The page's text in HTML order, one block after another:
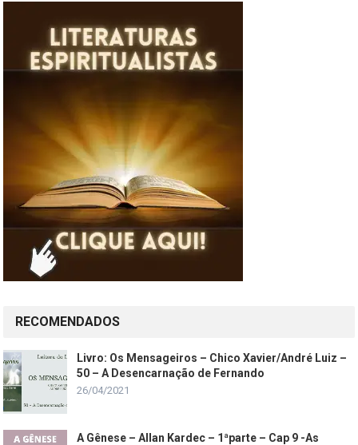
RECOMENDADOS
Livro: Os Mensageiros – Chico Xavier/André Luiz –
50 – A Desencarnação de Fernando
26/04/2021
A Gênese – Allan Kardec – 1ªparte – Cap 9 -As